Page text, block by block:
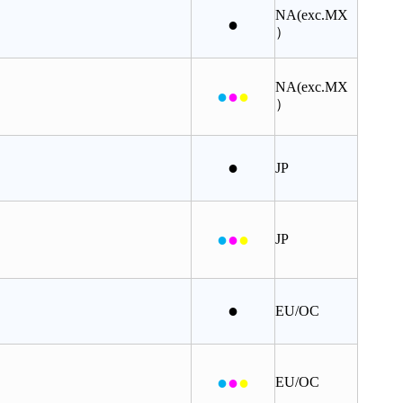
●
NA(exc.MX
）
●●●
NA(exc.MX
）
● JP
●●● JP
● EU/OC
●●● EU/OC